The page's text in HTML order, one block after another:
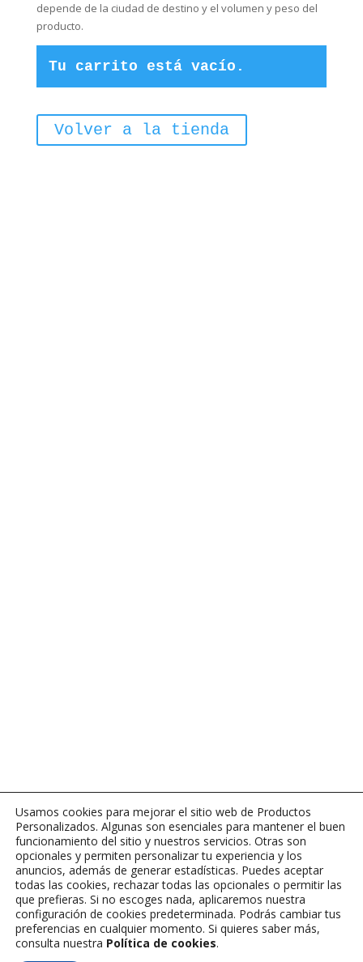
depende de la ciudad de destino y el volumen y peso del
producto.
Tu carrito está vacío.
Volver a la tienda
Usamos cookies para mejorar el sitio web de Productos
Personalizados. Algunas son esenciales para mantener el buen
funcionamiento del sitio y nuestros servicios. Otras son
opcionales y permiten personalizar tu experiencia y los
anuncios, además de generar estadísticas. Puedes aceptar
todas las cookies, rechazar todas las opcionales o permitir las
que prefieras. Si no escoges nada, aplicaremos nuestra
configuración de cookies predeterminada. Podrás cambiar tus
preferencias en cualquier momento. Si quieres saber más,
consulta nuestra Política de cookies.